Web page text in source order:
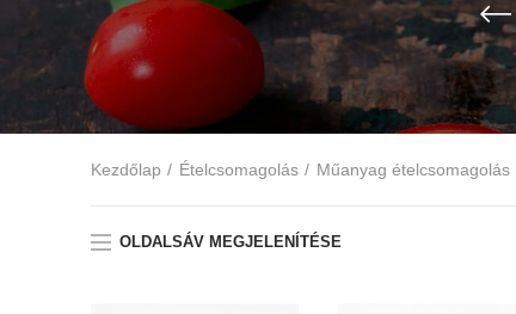
Kezdőlap Ételcsomagolás Műanyag ételcsomagolás
OLDALSÁV MEGJELENÍTÉSE